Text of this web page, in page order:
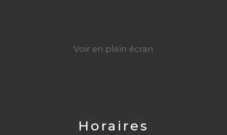
Voir en plein écran
Horaires